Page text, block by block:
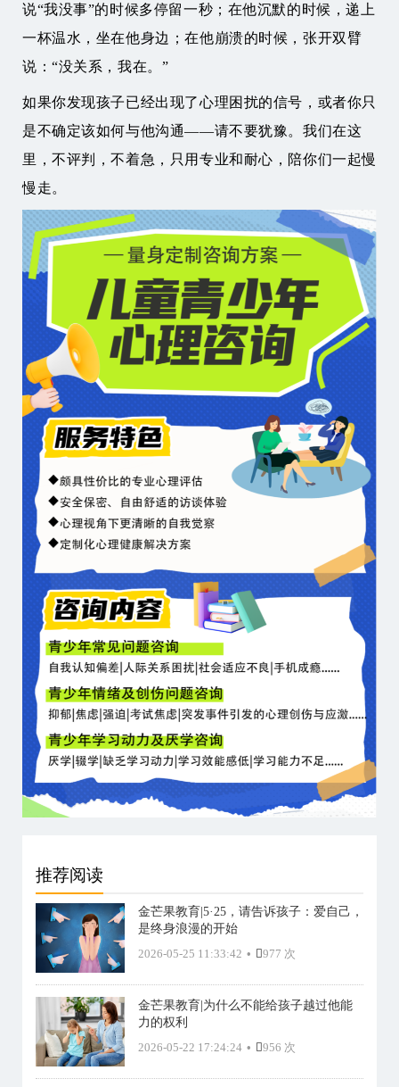
说“我没事”的时候多停留一秒；在他沉默的时候，递上
一杯温水，坐在他身边；在他崩溃的时候，张开双臂
说：“没关系，我在。”
如果你发现孩子已经出现了心理困扰的信号，或者你只
是不确定该如何与他沟通——请不要犹豫。我们在这
里，不评判，不着急，只用专业和耐心，陪你们一起慢
慢走。
推荐阅读
金芒果教育|5·25，请告诉孩子：爱自己，
是终身浪漫的开始
2026-05-25 11:33:42 • 977 次
金芒果教育|为什么不能给孩子越过他能
力的权利
2026-05-22 17:24:24 • 956 次